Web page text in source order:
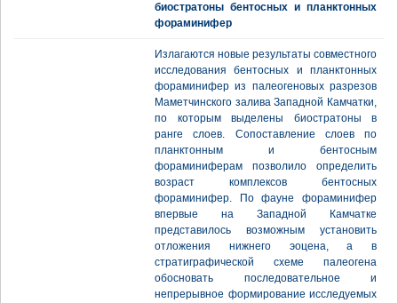
биостратоны бентосных и планктонных
фораминифер
Излагаются новые результаты совместного
исследования бентосных и планктонных
фораминифер из палеогеновых разрезов
Маметчинского залива Западной Камчатки,
по которым выделены биостратоны в
ранге слоев. Сопоставление слоев по
планктонным и бентосным
фораминиферам позволило определить
возраст комплексов бентосных
фораминифер. По фауне фораминифер
впервые на Западной Камчатке
представилось возможным установить
отложения нижнего эоцена, а в
стратиграфической схеме палеогена
обосновать последовательное и
непрерывное формирование исследуемых